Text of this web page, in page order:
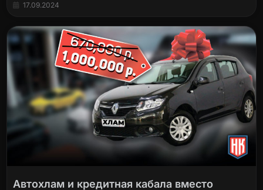
17.09.2024
Автохлам и кредитная кабала вместо